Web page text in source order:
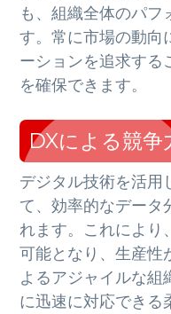
も、組織全体のパフ
す。常に市場の動向
ーションを追求する
を確保できます。
DXによる競争
デジタル技術を活用
て、効率的なデータ
れます。これにより
可能となり、生産性
よるアジャイルな組
に迅速に対応できる